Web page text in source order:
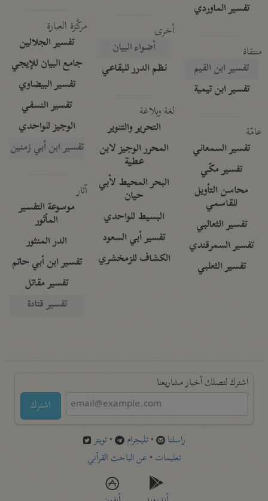
تفسير الماوردي
منتقاة
تفسير ابن القيم
تفسير ابن تيمية
عامّة
تفسير السمعاني
تفسير مكّي
محاسن التأويل
للقاسمي
تفسير الثعالبي
تفسير السمرقندي
تفسير الثعلبي
أخرى
أضواء البيان
نظم الدرر للبقاعي
لغة وبلاغة
التحرير والتنوير
المحرر الوجيز لابن
عطية
البحر المحيط لأبي
حيان
البسيط للواحدي
تفسير أبي السعود
الكشاف للزمخشري
مركَّزة العبارة
تفسير الجلالين
جامع البيان للإيجي
تفسير البيضاوي
تفسير النسفي
الوجيز للواحدي
تفسير ابن أبي زمنين
آثار
موسوعة التفسير
المأثور
الدر المنثور
تفسير ابن أبي حاتم
تفسير مقاتل
تفسير قتادة
اشترك لتصلك أخبار مشاريعنا
اشترك
راسلنا •تليجرام •تويتر
تعليمات •عن الباحث القرآني